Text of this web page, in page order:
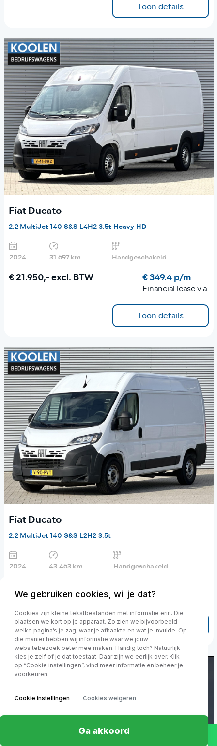
Toon details
Fiat Ducato
2.2 MultiJet 140 S&S L4H2 3.5t Heavy HD
2024 31.697 km Handgeschakeld
€ 21.950,-excl. BTW € 349.4 p/m
Financial lease v.a.
Toon details
Fiat Ducato
2.2 MultiJet 140 S&S L2H2 3.5t
2024 43.463 km Handgeschakeld
Financial lease v.a.
Toon details
We gebruiken cookies, wil je dat?
Cookies zijn kleine tekstbestanden met informatie erin. Die
plaatsen we kort op je apparaat. Zo zien we bijvoorbeeld
welke pagina’s je zag, waar je afhaakte en wat je invulde. Op
die manier hebben wij informatie waar we jouw
websitebezoek beter mee maken. Handig toch? Natuurlijk
kies je zelf of je dat toestaat. Daar zijn we eerlijk over. Klik
op “Cookie instellingen”, vind meer informatie en beheer je
voorkeuren.
Cookie instellingen Cookies weigeren
Ga akkoord